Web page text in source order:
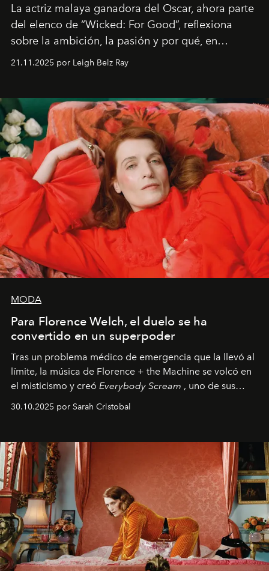
La actriz malaya ganadora del Oscar, ahora parte
del elenco de “Wicked: For Good”, reflexiona
sobre la ambición, la pasión y por qué, en
ocasiones, la introspección puede esperar. “Es
importa si no lo entienden’”, confiesa.
21.11.2025 por Leigh Belz Ray
MODA
Para Florence Welch, el duelo se ha
convertido en un superpoder
Tras un problema médico de emergencia que la llevó al
límite, la música de Florence + the Machine se volcó en
el misticismo y creó Everybody Scream , uno de sus
álbumes más profundos hasta la fecha.
30.10.2025 por Sarah Cristobal